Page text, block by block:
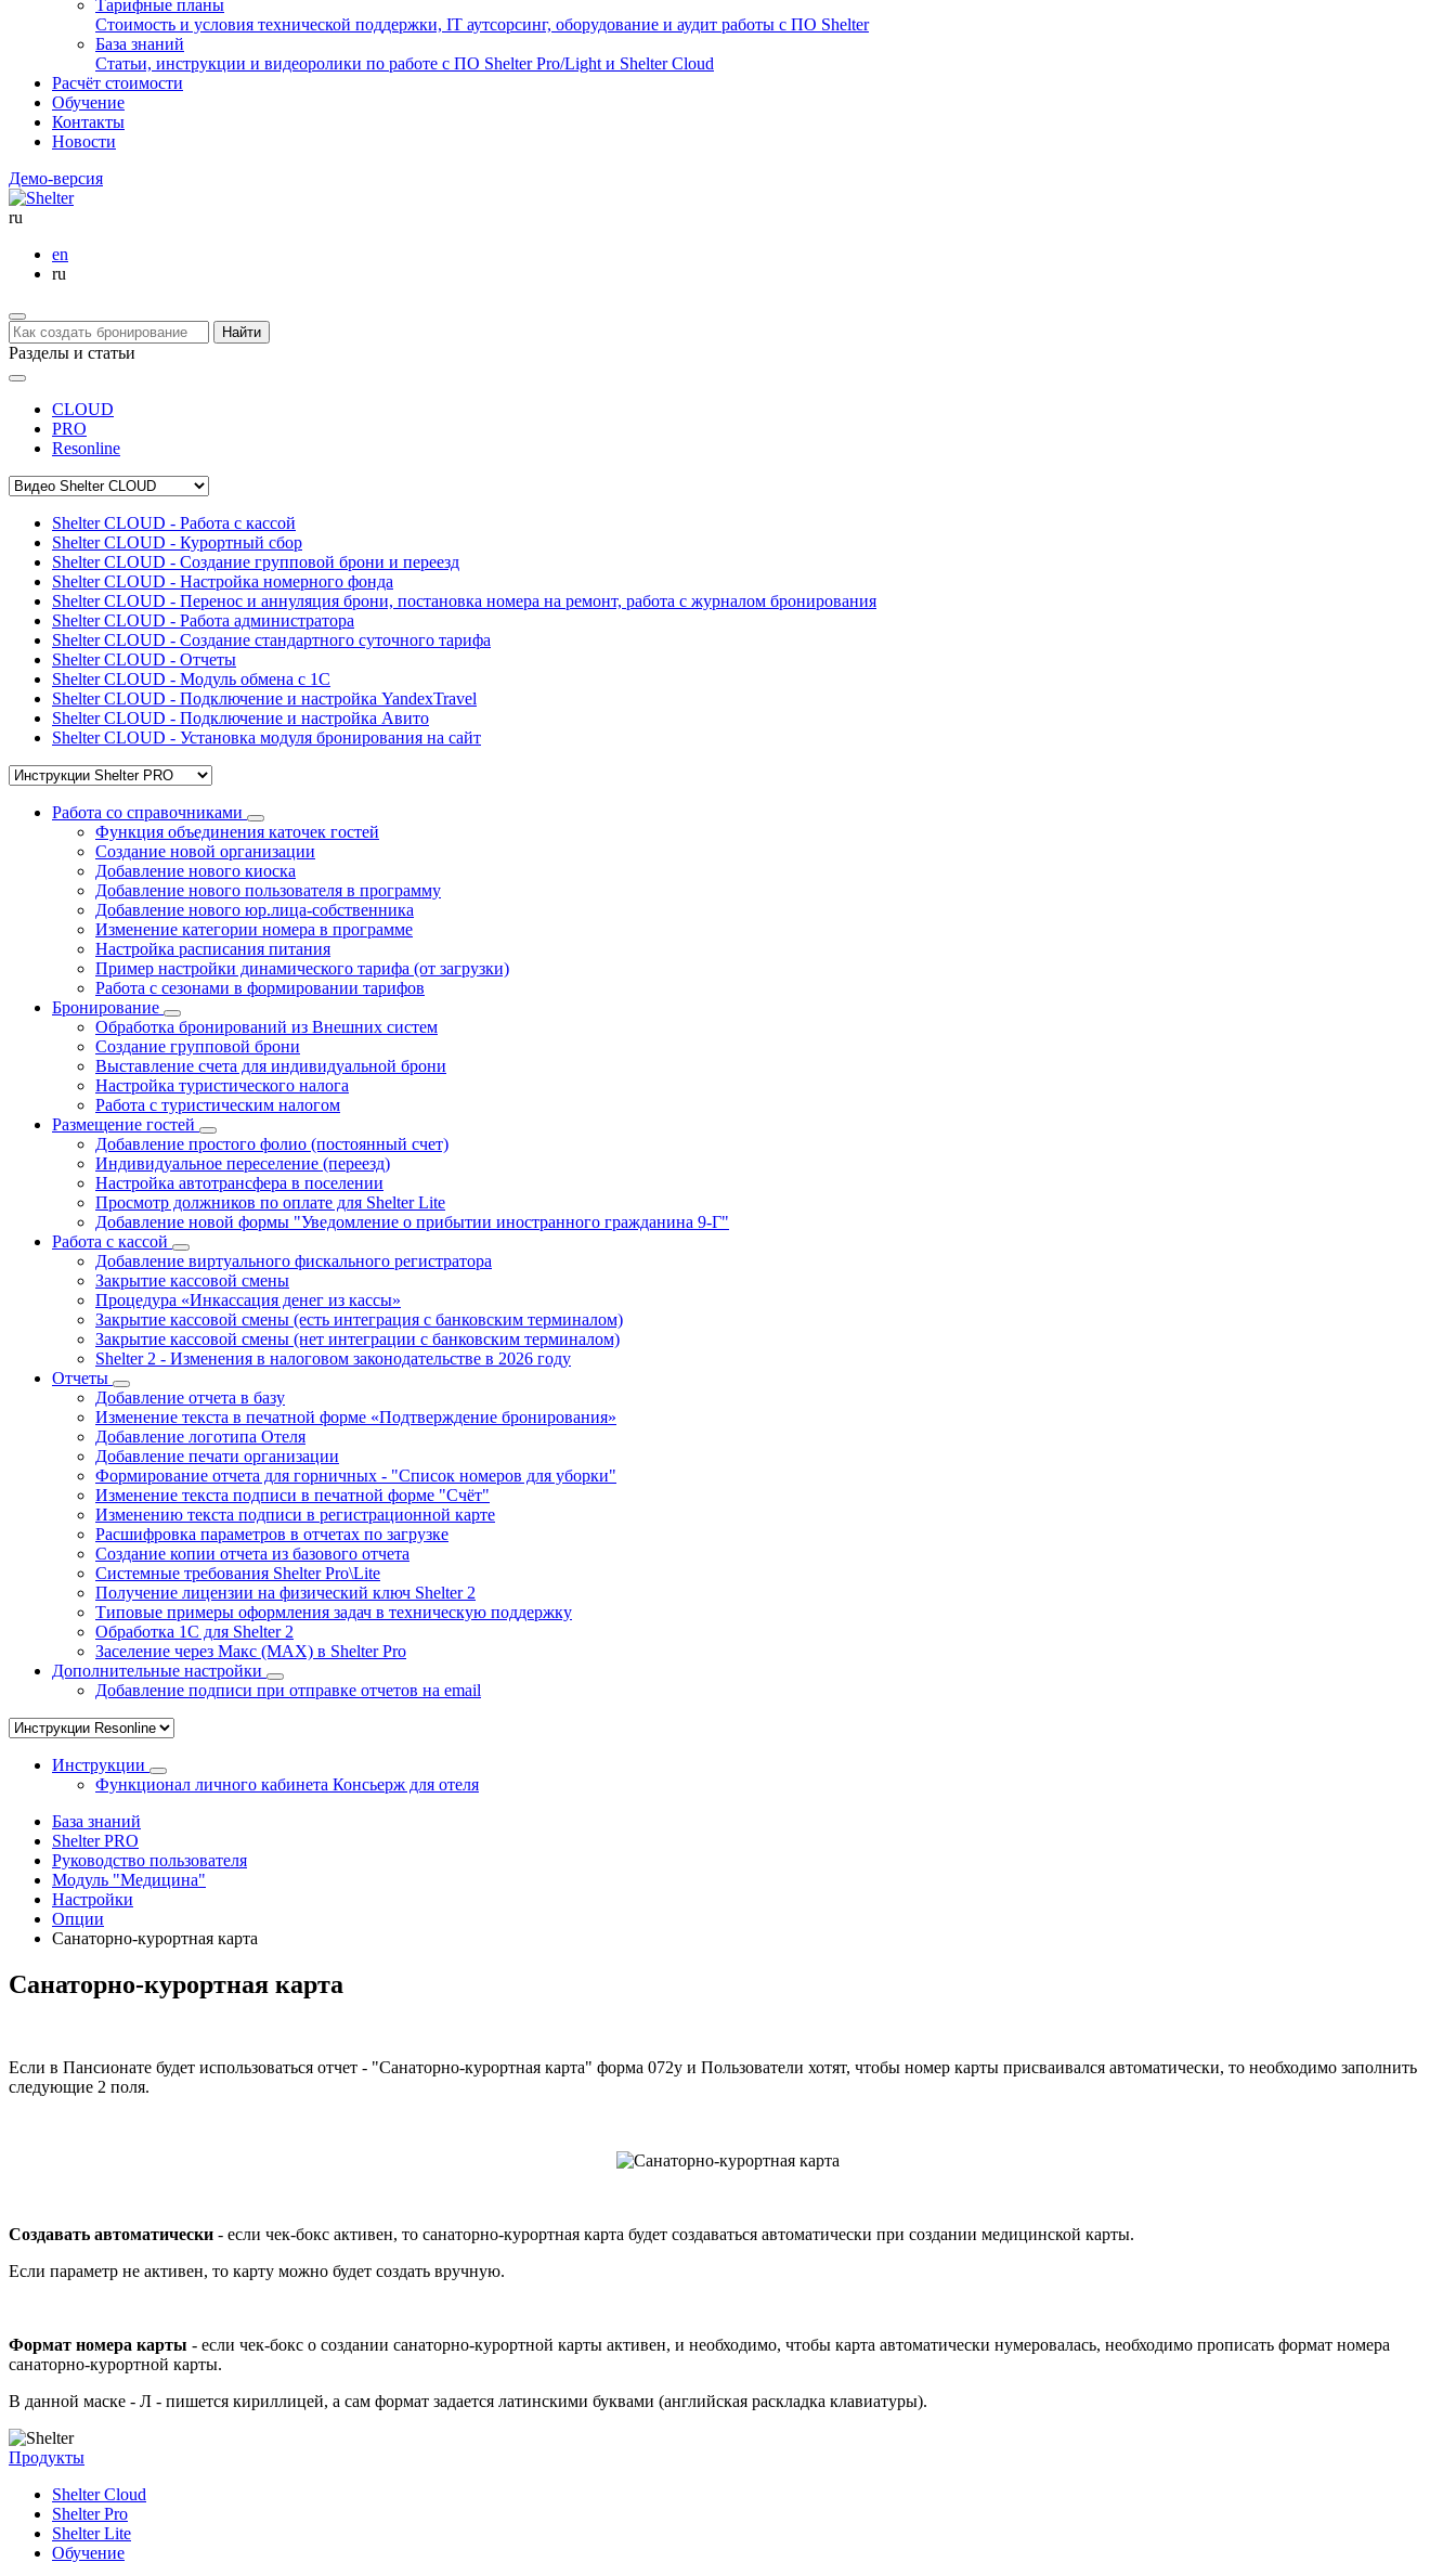
Тарифные планы
Стоимость и условия технической поддержки, IT аутсорсинг, оборудование и аудит работы с ПО Shelter
База знаний
Статьи, инструкции и видеоролики по работе с ПО Shelter Pro/Light и Shelter Cloud
Расчёт стоимости
Обучение
Контакты
Новости
Демо-версия
ru
en
ru
Найти
Разделы и статьи
CLOUD
PRO
Resonline
Shelter CLOUD - Работа с кассой
Shelter CLOUD - Курортный сбор
Shelter CLOUD - Создание групповой брони и переезд
Shelter CLOUD - Настройка номерного фонда
Shelter CLOUD - Перенос и аннуляция брони, постановка номера на ремонт, работа с журналом бронирования
Shelter CLOUD - Работа администратора
Shelter CLOUD - Создание стандартного суточного тарифа
Shelter CLOUD - Отчеты
Shelter CLOUD - Модуль обмена с 1С
Shelter CLOUD - Подключение и настройка YandexTravel
Shelter CLOUD - Подключение и настройка Авито
Shelter CLOUD - Установка модуля бронирования на сайт
Работа со справочниками
Функция объединения каточек гостей
Создание новой организации
Добавление нового киоска
Добавление нового пользователя в программу
Добавление нового юр.лица-собственника
Изменение категории номера в программе
Настройка расписания питания
Пример настройки динамического тарифа (от загрузки)
Работа с сезонами в формировании тарифов
Бронирование
Обработка бронирований из Внешних систем
Создание групповой брони
Выставление счета для индивидуальной брони
Настройка туристического налога
Работа с туристическим налогом
Размещение гостей
Добавление простого фолио (постоянный счет)
Индивидуальное переселение (переезд)
Настройка автотрансфера в поселении
Просмотр должников по оплате для Shelter Lite
Добавление новой формы "Уведомление о прибытии иностранного гражданина 9-Г"
Работа с кассой
Добавление виртуального фискального регистратора
Закрытие кассовой смены
Процедура «Инкассация денег из кассы»
Закрытие кассовой смены (есть интеграция с банковским терминалом)
Закрытие кассовой смены (нет интеграции с банковским терминалом)
Shelter 2 - Изменения в налоговом законодательстве в 2026 году
Отчеты
Добавление отчета в базу
Изменение текста в печатной форме «Подтверждение бронирования»
Добавление логотипа Отеля
Добавление печати организации
Формирование отчета для горничных - "Список номеров для уборки"
Изменение текста подписи в печатной форме "Счёт"
Изменению текста подписи в регистрационной карте
Расшифровка параметров в отчетах по загрузке
Создание копии отчета из базового отчета
Системные требования Shelter Pro\Lite
Получение лицензии на физический ключ Shelter 2
Типовые примеры оформления задач в техническую поддержку
Обработка 1С для Shelter 2
Заселение через Макс (MAX) в Shelter Pro
Дополнительные настройки
Добавление подписи при отправке отчетов на email
Инструкции
Функционал личного кабинета Консьерж для отеля
База знаний
Shelter PRO
Руководство пользователя
Модуль "Медицина"
Настройки
Опции
Санаторно-курортная карта
Санаторно-курортная карта
Если в Пансионате будет использоваться отчет - "Санаторно-курортная карта" форма 072у и Пользователи хотят, чтобы номер карты присваивался автоматически, то необходимо заполнить
следующие 2 поля.
Создавать автоматически - если чек-бокс активен, то санаторно-курортная карта будет создаваться автоматически при создании медицинской карты.
Если параметр не активен, то карту можно будет создать вручную.
Формат номера карты - если чек-бокс о создании санаторно-курортной карты активен, и необходимо, чтобы карта автоматически нумеровалась, необходимо прописать формат номера
санаторно-курортной карты.
В данной маске - Л - пишется кириллицей, а сам формат задается латинскими буквами (английская раскладка клавиатуры).
Продукты
Shelter Cloud
Shelter Pro
Shelter Lite
Обучение